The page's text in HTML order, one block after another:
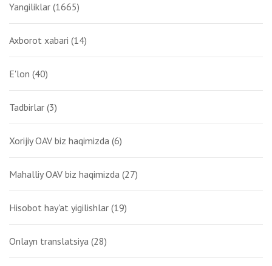
Yangiliklar (1665)
Axborot xabari (14)
E'lon (40)
Tadbirlar (3)
Xorijiy OAV biz haqimizda (6)
Mahalliy OAV biz haqimizda (27)
Hisobot hay'at yigilishlar (19)
Onlayn translatsiya (28)